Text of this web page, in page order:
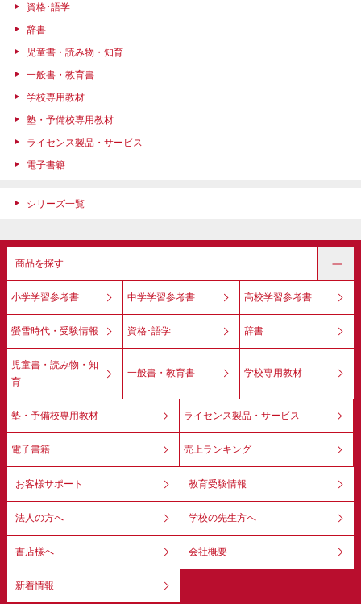
資格･語学
辞書
児童書・読み物・知育
一般書・教育書
学校専用教材
塾・予備校専用教材
ライセンス製品・サービス
電子書籍
シリーズ一覧
商品を探す
小学学習参考書 中学学習参考書 高校学習参考書
螢雪時代・受験情報 資格･語学 辞書
児童書・読み物・知
育
一般書・教育書 学校専用教材
塾・予備校専用教材 ライセンス製品・サービス
電子書籍 売上ランキング
お客様サポート 教育受験情報
法人の方へ 学校の先生方へ
書店様へ 会社概要
新着情報